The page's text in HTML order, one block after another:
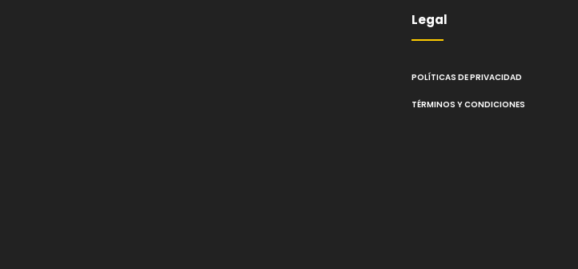
Legal
POLÍTICAS DE PRIVACIDAD
TÉRMINOS Y CONDICIONES